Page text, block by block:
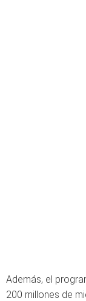
Además, el
200 millones de